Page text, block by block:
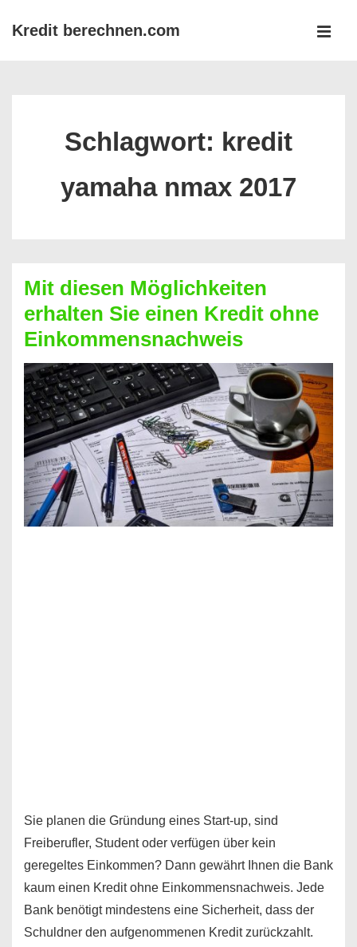
ZumKredit berechnen.com
Schlagwort: kredit
yamaha nmax 2017
Mit diesen Möglichkeiten
erhalten Sie einen Kredit ohne
Einkommensnachweis
Sie planen die Gründung eines Start-up, sind
Freiberufler, Student oder verfügen über kein
geregeltes Einkommen? Dann gewährt Ihnen die Bank
kaum einen Kredit ohne Einkommensnachweis. Jede
Bank benötigt mindestens eine Sicherheit, dass der
Schuldner den aufgenommenen Kredit zurückzahlt.